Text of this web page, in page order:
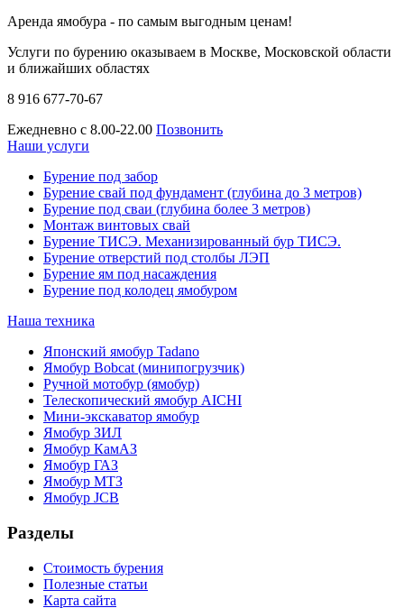
Аренда ямобура - по самым выгодным ценам!
Услуги по бурению оказываем в Москве, Московской области
и ближайших областях
8 916 677-70-67
Ежедневно с 8.00-22.00 Позвонить
Наши услуги
Бурение под забор
Бурение свай под фундамент (глубина до 3 метров)
Бурение под сваи (глубина более 3 метров)
Монтаж винтовых свай
Бурение ТИСЭ. Механизированный бур ТИСЭ.
Бурение отверстий под столбы ЛЭП
Бурение ям под насаждения
Бурение под колодец ямобуром
Наша техника
Японский ямобур Tadano
Ямобур Bobcat (минипогрузчик)
Ручной мотобур (ямобур)
Телескопический ямобур AICHI
Мини-экскаватор ямобур
Ямобур ЗИЛ
Ямобур КамАЗ
Ямобур ГАЗ
Ямобур МТЗ
Ямобур JCB
Разделы
Стоимость бурения
Полезные статьи
Карта сайта